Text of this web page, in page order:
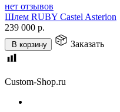
нет отзывов
Шлем RUBY Castel Asterion
239 000 р.
В корзину Заказать
Custom-Shop.ru